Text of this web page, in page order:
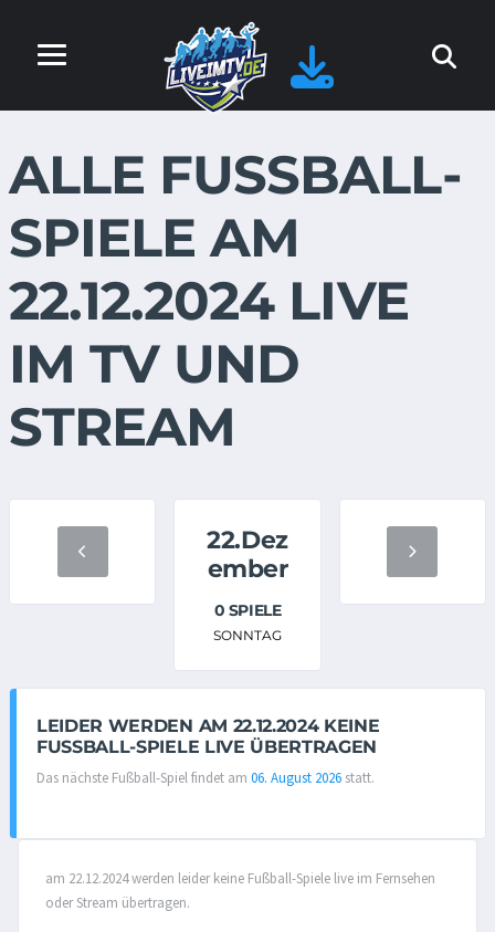
ALLE FUSSBALL-S
PIELE AM 2
2.12.2024 LIVE I
M TV UND S
TREAM
22.Dez
ember
0 SPIELE
SONNTAG
LEIDER WERDEN AM 22.12.2024 KEINE
FUSSBALL-SPIELE LIVE ÜBERTRAGEN
Das nächste Fußball-Spiel findet am 06. August 2026 statt.
am 22.12.2024 werden leider keine Fußball-Spiele live im Fernsehen
oder Stream übertragen.